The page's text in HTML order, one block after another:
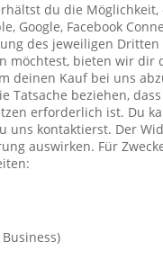
du die
Google, Facebook
des jeweiligen
möchtest, bieten wir dir
deinen Kauf bei uns
Tatsache beziehen,
erforderlich ist. Du
uns kontaktierst. Der
auswirken. Für